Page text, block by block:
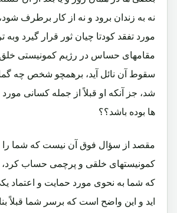
نه به زندان برود و نه از کار برطرف
مورد تفقد کودتا چیان ثور قرار گیرد وبه
مقامهای حساس در رژیم کمونیستی خلق
سقوط آن نائل آید، برهمچو شخص چه
شد، جز آنکه او قبلاً از جمله کسانی
ها بوده باشد؟؟
مقصد از سؤال فوق آن نیست که شما را
کمونیستهای خلقی و پرچمی حساب کرد،
که شما به نحوی مورد حمایت و اعتماد
اید و این واضح است که برسر شما قبلاً